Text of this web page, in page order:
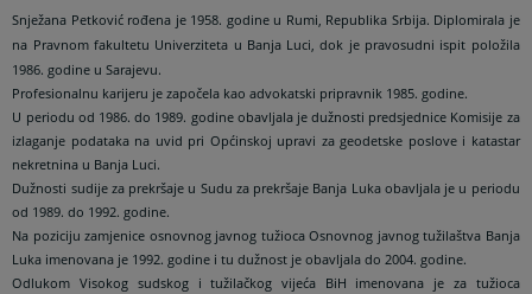
Snježana Petković rođena je 1958. godine u Rumi, Republika Srbija. Diplomirala je
na Pravnom fakultetu Univerziteta u Banja Luci, dok je pravosudni ispit položila
1986. godine u Sarajevu.
Profesionalnu karijeru je započela kao advokatski pripravnik 1985. godine.
U periodu od 1986. do 1989. godine obavljala je dužnosti predsjednice Komisije za
izlaganje podataka na uvid pri Općinskoj upravi za geodetske poslove i katastar
nekretnina u Banja Luci.
Dužnosti sudije za prekršaje u Sudu za prekršaje Banja Luka obavljala je u periodu
od 1989. do 1992. godine.
Na poziciju zamjenice osnovnog javnog tužioca Osnovnog javnog tužilaštva Banja
Luka imenovana je 1992. godine i tu dužnost je obavljala do 2004. godine.
Odlukom Visokog sudskog i tužilačkog vijeća BiH imenovana je za tužioca